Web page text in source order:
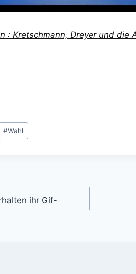
: Kretschmann, Dreyer und die
#Wahl
ihr Gif-